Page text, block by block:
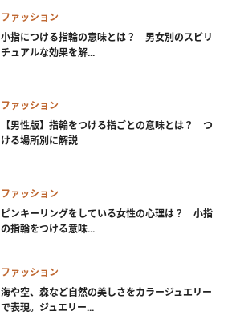
ファッション
小指につける指輪の意味とは？ 男女別のスピリ
チュアルな効果を解...
ファッション
【男性版】指輪をつける指ごとの意味とは？ つ
ける場所別に解説
ファッション
ピンキーリングをしている女性の心理は？ 小指
の指輪をつける意味...
ファッション
海や空、森など自然の美しさをカラージュエリー
で表現。ジュエリー...